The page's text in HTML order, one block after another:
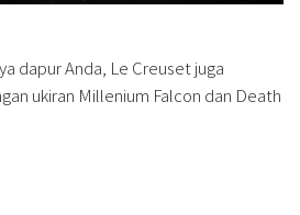
dapur Anda, Le Creuset juga
ukiran Millenium Falcon dan Death